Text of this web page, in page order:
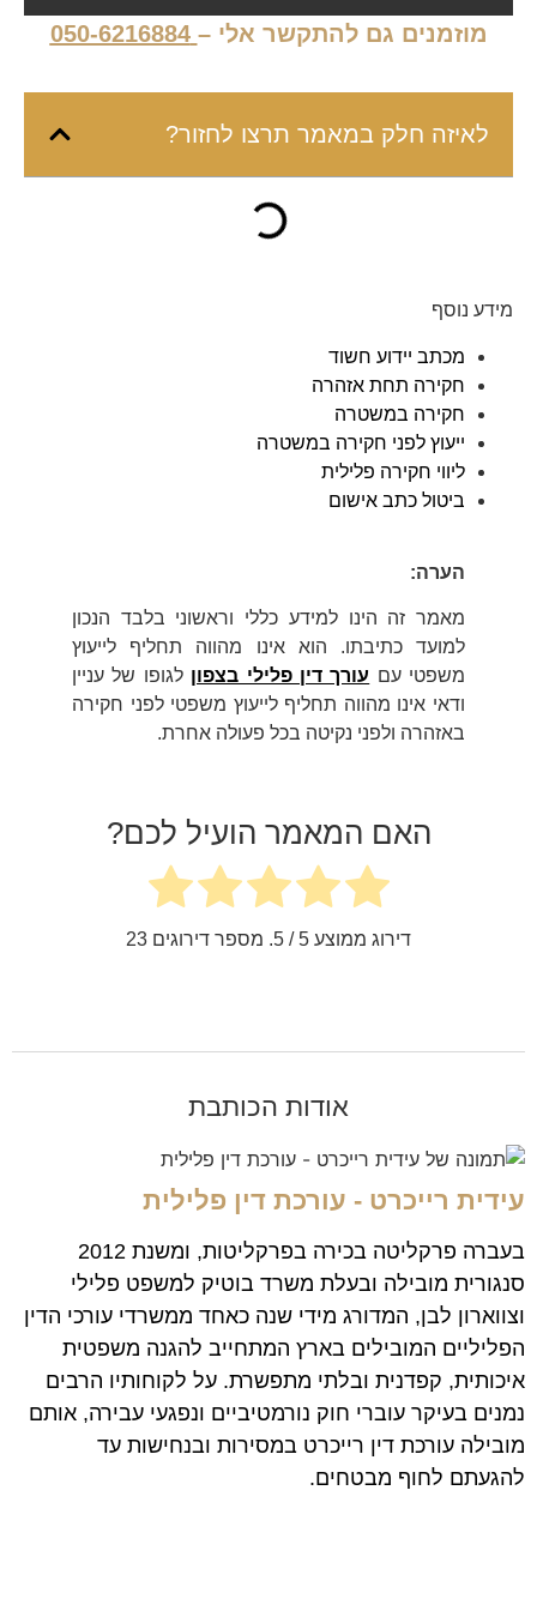
מוזמנים גם להתקשר אלי – 050-6216884
לאיזה חלק במאמר תרצו לחזור?
מידע נוסף
מכתב יידוע חשוד
חקירה תחת אזהרה
חקירה במשטרה
ייעוץ לפני חקירה במשטרה
ליווי חקירה פלילית
ביטול כתב אישום
הערה:
מאמר זה הינו למידע כללי וראשוני בלבד הנכון
למועד כתיבתו. הוא אינו מהווה תחליף לייעוץ
משפטי עם עורך דין פלילי בצפון לגופו של עניין
ודאי אינו מהווה תחליף לייעוץ משפטי לפני חקירה
באזהרה ולפני נקיטה בכל פעולה אחרת.
האם המאמר הועיל לכם?
דירוג ממוצע 5/ 5. מספר דירוגים 23
אודות הכותבת
עידית רייכרט - עורכת דין פלילית
בעברה פרקליטה בכירה בפרקליטות, ומשנת 2012
סנגורית מובילה ובעלת משרד בוטיק למשפט פלילי
וצווארון לבן, המדורג מידי שנה כאחד ממשרדי עורכי הדין
הפליליים המובילים בארץ המתחייב להגנה משפטית
איכותית, קפדנית ובלתי מתפשרת. על לקוחותיו הרבים
נמנים בעיקר עוברי חוק נורמטיביים ונפגעי עבירה, אותם
מובילה עורכת דין רייכרט במסירות ובנחישות עד
להגעתם לחוף מבטחים.